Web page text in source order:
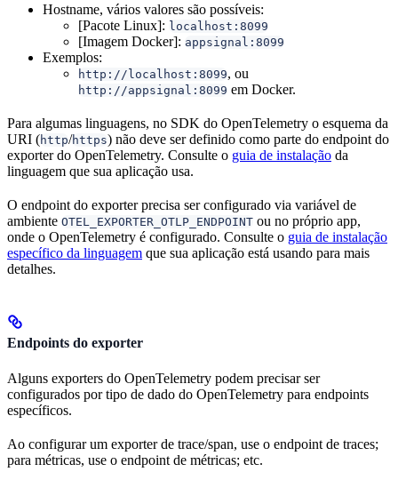
Hostname, vários valores são possíveis:
[Pacote Linux]: localhost:8099
[Imagem Docker]: appsignal:8099
Exemplos:
http://localhost:8099, ou
http://appsignal:8099 em Docker.
Para algumas linguagens, no SDK do OpenTelemetry o esquema da
URI (http/https) não deve ser definido como parte do endpoint do
exporter do OpenTelemetry. Consulte o guia de instalação da
linguagem que sua aplicação usa.
O endpoint do exporter precisa ser configurado via variável de
ambiente OTEL_EXPORTER_OTLP_ENDPOINT ou no próprio app,
onde o OpenTelemetry é configurado. Consulte o guia de instalação
específico da linguagem que sua aplicação está usando para mais
detalhes.
Endpoints do exporter
Alguns exporters do OpenTelemetry podem precisar ser
configurados por tipo de dado do OpenTelemetry para endpoints
específicos.
Ao configurar um exporter de trace/span, use o endpoint de traces;
para métricas, use o endpoint de métricas; etc.